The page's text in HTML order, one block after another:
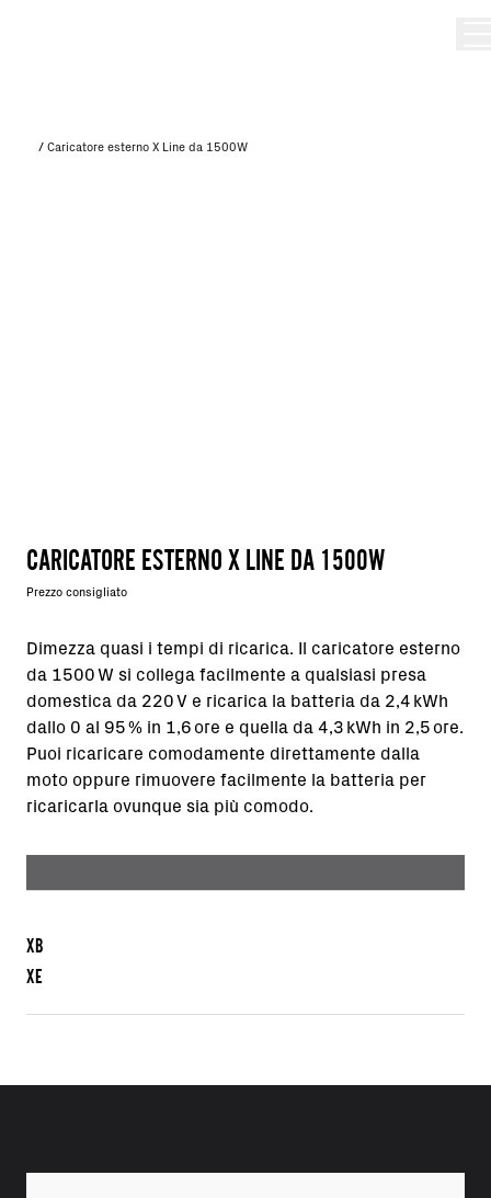
/ Caricatore esterno X Line da 1500W
CARICATORE ESTERNO X LINE DA 1500W
Prezzo consigliato
Dimezza quasi i tempi di ricarica. Il caricatore esterno
da 1500 W si collega facilmente a qualsiasi presa
domestica da 220 V e ricarica la batteria da 2,4 kWh
dallo 0 al 95 % in 1,6 ore e quella da 4,3 kWh in 2,5 ore.
Puoi ricaricare comodamente direttamente dalla
moto oppure rimuovere facilmente la batteria per
ricaricarla ovunque sia più comodo.
XB
XE